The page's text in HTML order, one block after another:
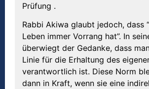
Prüfung .
Rabbi Akiwa glaubt jedoch, dass
Leben immer Vorrang hat”. In
überwiegt der Gedanke, dass
Linie für die Erhaltung des
verantwortlich ist. Diese Norm
dann in Kraft, wenn sie eine